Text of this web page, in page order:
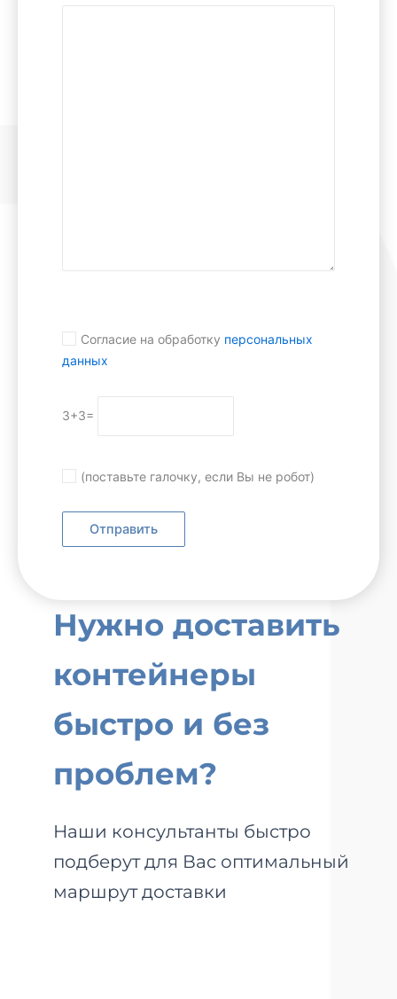
Согласие на обработку персональных
данных
3+3=
(поставьте галочку, если Вы не робот)
Нужно доставить
контейнеры
быстро и без
проблем?
Наши консультанты быстро
подберут для Вас оптимальный
маршрут доставки